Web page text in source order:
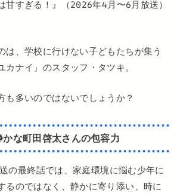
甘すぎる！』（2026年4月〜6月放送）
は、学校に行けない子どもたちが集う
カナイ」のスタッフ・タツキ。
も多いのではないでしょうか？
な町田啓太さんの包容力
の最終話では、家庭環境に悩む少年に
るのではなく、静かに寄り添い、時に